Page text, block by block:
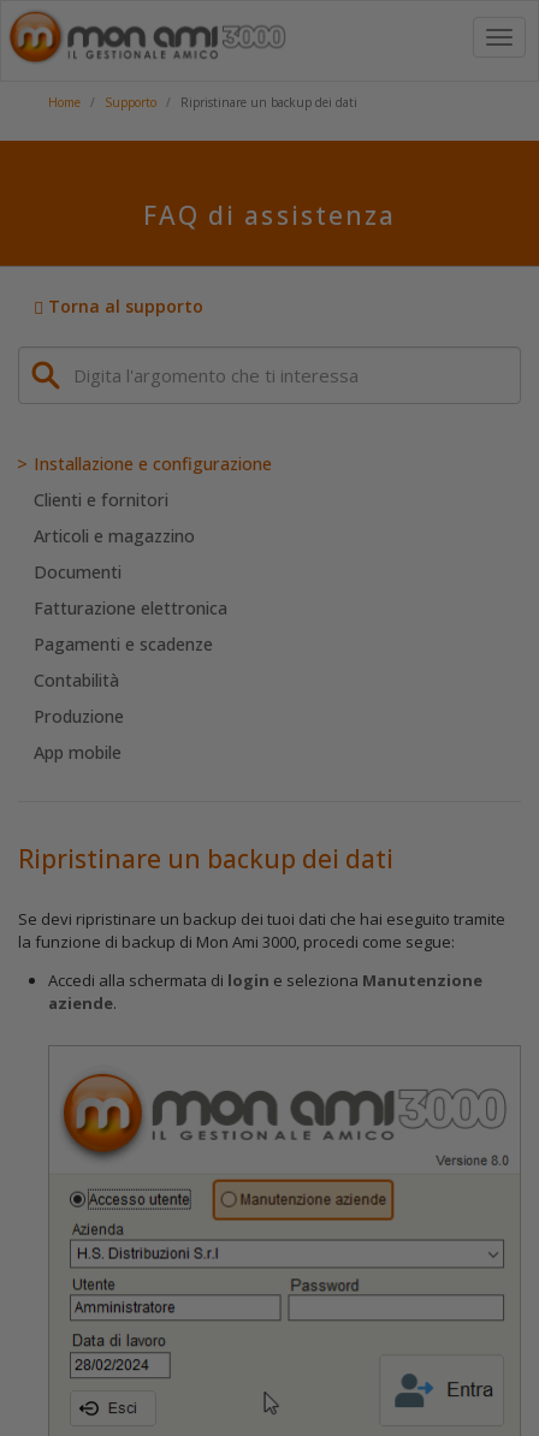
Home Supporto Ripristinare un backup dei dati
FAQ di assistenza
Torna al supporto
Installazione e configurazione
Clienti e fornitori
Articoli e magazzino
Documenti
Fatturazione elettronica
Pagamenti e scadenze
Contabilità
Produzione
App mobile
Ripristinare un backup dei dati
Se devi ripristinare un backup dei tuoi dati che hai eseguito tramite
la funzione di backup di Mon Ami 3000, procedi come segue:
Accedi alla schermata di login e seleziona Manutenzione
aziende.